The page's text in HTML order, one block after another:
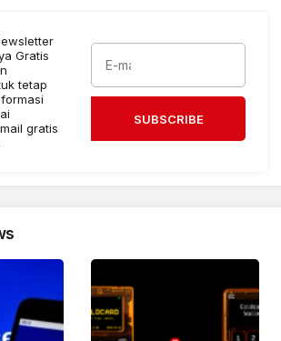
Gratis
tetap
gratis
SUBSCRIBE